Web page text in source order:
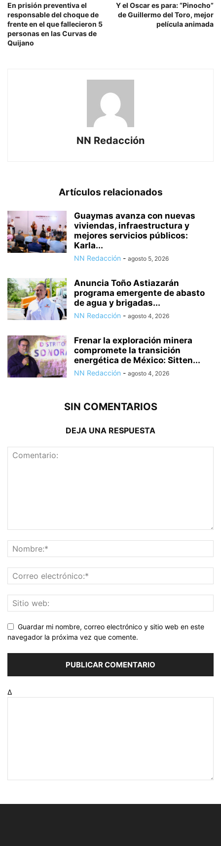
En prisión preventiva el
responsable del choque de
frente en el que fallecieron 5
personas en las Curvas de
Quijano
Y el Oscar es para: “Pinocho”
de Guillermo del Toro, mejor
película animada
NN Redacción
Artículos relacionados
Guaymas avanza con nuevas
viviendas, infraestructura y
mejores servicios públicos:
Karla...
NN Redacción - agosto 5, 2026
Anuncia Toño Astiazarán
programa emergente de abasto
de agua y brigadas...
NN Redacción - agosto 4, 2026
Frenar la exploración minera
compromete la transición
energética de México: Sitten...
NN Redacción - agosto 4, 2026
SIN COMENTARIOS
DEJA UNA RESPUESTA
Guardar mi nombre, correo electrónico y sitio web en este
navegador la próxima vez que comente.
Δ